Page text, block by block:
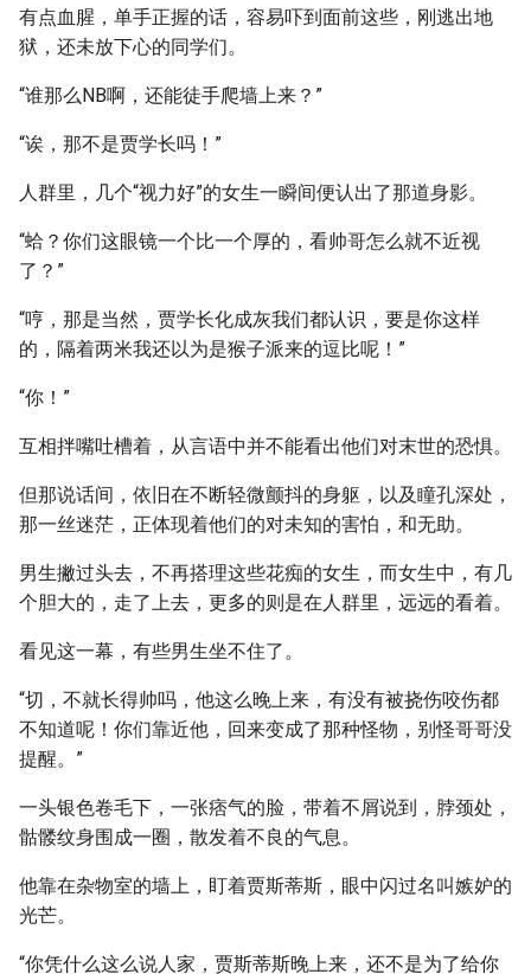
有点血腥，单手正握的话，容易吓到面前这些，刚逃出地
狱，还未放下心的同学们。
“谁那么NB啊，还能徒手爬墙上来？”
“诶，那不是贾学长吗！”
人群里，几个“视力好”的女生一瞬间便认出了那道身影。
“蛤？你们这眼镜一个比一个厚的，看帅哥怎么就不近视
了？”
“哼，那是当然，贾学长化成灰我们都认识，要是你这样
的，隔着两米我还以为是猴子派来的逗比呢！”
“你！”
互相拌嘴吐槽着，从言语中并不能看出他们对末世的恐惧。
但那说话间，依旧在不断轻微颤抖的身躯，以及瞳孔深处，
那一丝迷茫，正体现着他们的对未知的害怕，和无助。
男生撇过头去，不再搭理这些花痴的女生，而女生中，有几
个胆大的，走了上去，更多的则是在人群里，远远的看着。
看见这一幕，有些男生坐不住了。
“切，不就长得帅吗，他这么晚上来，有没有被挠伤咬伤都
不知道呢！你们靠近他，回来变成了那种怪物，别怪哥哥没
提醒。”
一头银色卷毛下，一张痞气的脸，带着不屑说到，脖颈处，
骷髅纹身围成一圈，散发着不良的气息。
他靠在杂物室的墙上，盯着贾斯蒂斯，眼中闪过名叫嫉妒的
光芒。
“你凭什么这么说人家，贾斯蒂斯晚上来，还不是为了给你